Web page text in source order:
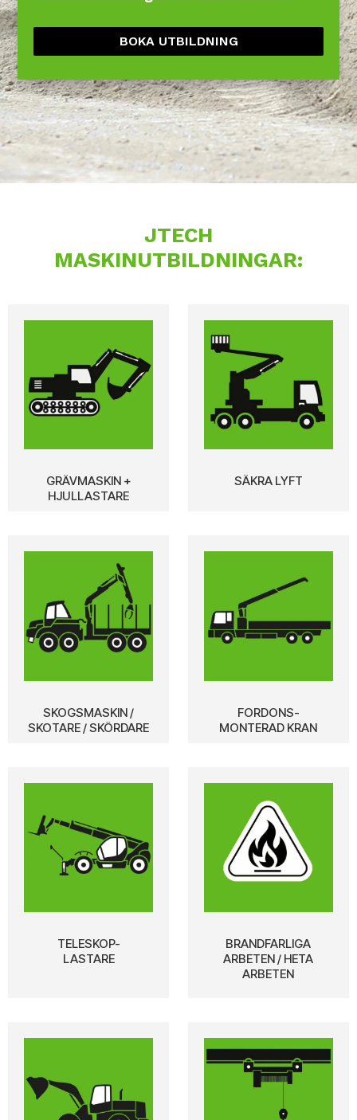
BOKA UTBILDNING
JTECH
MASKINUTBILDNINGAR:
GRÄVMASKIN +
HJULLASTARE
SÄKRA LYFT
SKOGSMASKIN /
SKOTARE / SKÖRDARE
FORDONS-
MONTERAD KRAN
TELESKOP-
LASTARE
BRANDFARLIGA
ARBETEN / HETA
ARBETEN